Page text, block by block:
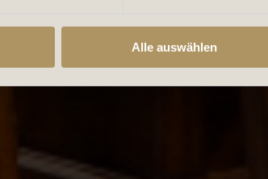
Alle auswählen